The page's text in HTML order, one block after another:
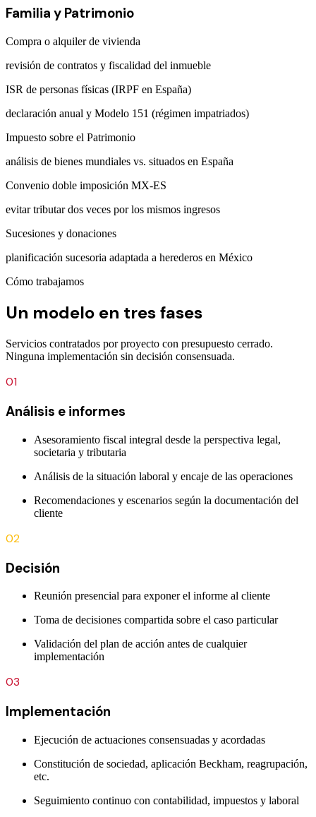
Familia y Patrimonio
Compra o alquiler de vivienda
revisión de contratos y fiscalidad del inmueble
ISR de personas físicas (IRPF en España)
declaración anual y Modelo 151 (régimen impatriados)
Impuesto sobre el Patrimonio
análisis de bienes mundiales vs. situados en España
Convenio doble imposición MX-ES
evitar tributar dos veces por los mismos ingresos
Sucesiones y donaciones
planificación sucesoria adaptada a herederos en México
Cómo trabajamos
Un modelo en tres fases
Servicios contratados por proyecto con presupuesto cerrado.
Ninguna implementación sin decisión consensuada.
01
Análisis e informes
Asesoramiento fiscal integral desde la perspectiva legal,
societaria y tributaria
Análisis de la situación laboral y encaje de las operaciones
Recomendaciones y escenarios según la documentación del
cliente
02
Decisión
Reunión presencial para exponer el informe al cliente
Toma de decisiones compartida sobre el caso particular
Validación del plan de acción antes de cualquier
implementación
03
Implementación
Ejecución de actuaciones consensuadas y acordadas
Constitución de sociedad, aplicación Beckham, reagrupación,
etc.
Seguimiento continuo con contabilidad, impuestos y laboral